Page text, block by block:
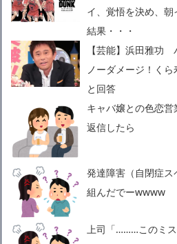
イ、覚悟を決め、
結果・・・
【芸能】浜田雅功
ノーダメージ！くら
と回答
キャバ嬢との色恋
返信したら
発達障害（自閉症
組んだでーwwww
上司「………このミ